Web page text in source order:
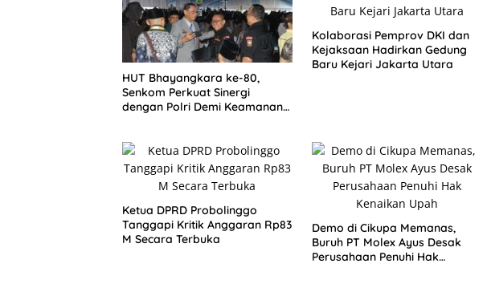
HUT Bhayangkara ke-80,
Senkom Perkuat Sinergi
dengan Polri Demi Keamanan
Kolaborasi Pemprov DKI dan
Kejaksaan Hadirkan Gedung
Baru Kejari Jakarta Utara
Ketua DPRD Probolinggo
Tanggapi Kritik Anggaran Rp83
M Secara Terbuka
Demo di Cikupa Memanas,
Buruh PT Molex Ayus Desak
Perusahaan Penuhi Hak